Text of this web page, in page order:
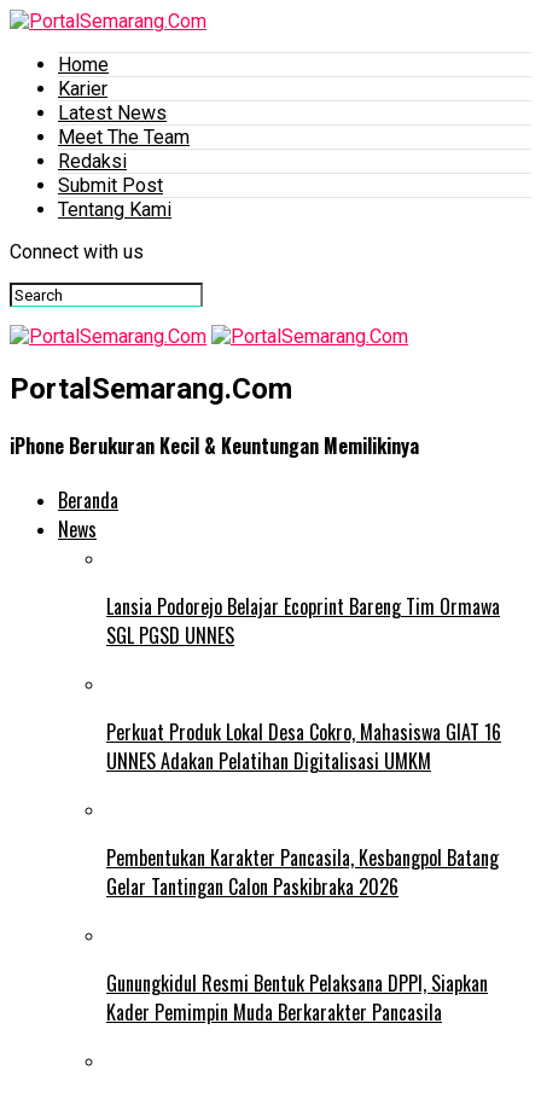
Home
Karier
Latest News
Meet The Team
Redaksi
Submit Post
Tentang Kami
Connect with us
PortalSemarang.Com
iPhone Berukuran Kecil & Keuntungan Memilikinya
Beranda
News
Lansia Podorejo Belajar Ecoprint Bareng Tim Ormawa
SGL PGSD UNNES
Perkuat Produk Lokal Desa Cokro, Mahasiswa GIAT 16
UNNES Adakan Pelatihan Digitalisasi UMKM
Pembentukan Karakter Pancasila, Kesbangpol Batang
Gelar Tantingan Calon Paskibraka 2026
Gunungkidul Resmi Bentuk Pelaksana DPPI, Siapkan
Kader Pemimpin Muda Berkarakter Pancasila